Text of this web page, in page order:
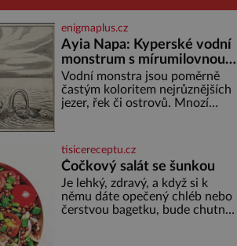
enigmaplus.cz
Ayia Napa: Kyperské vodní
monstrum s mírumilovnou
povahou
Vodní monstra jsou poměrně
častým koloritem nejrůznějších
jezer, řek či ostrovů. Mnozí
přitáhnout k němu pozornost
záhadám nakloněných turi
tisicereceptu.cz
Čočkový salát se šunkou
Je lehký, zdravý, a když si k
němu dáte opečený chléb nebo
čerstvou bagetku, bude chutnat